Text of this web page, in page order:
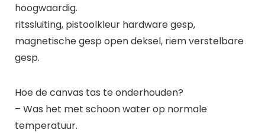
hoogwaardig.
ritssluiting, pistoolkleur hardware gesp,
magnetische gesp open deksel, riem verstelbare
gesp.
Hoe de canvas tas te onderhouden?
– Was het met schoon water op normale
temperatuur.